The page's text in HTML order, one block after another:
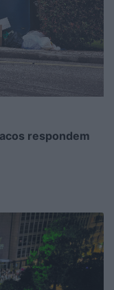
respondem